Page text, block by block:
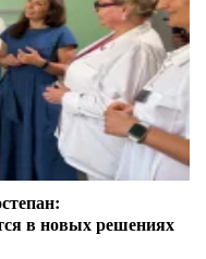
в новых решениях